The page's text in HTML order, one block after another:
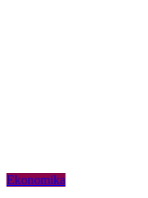
Ekonomika